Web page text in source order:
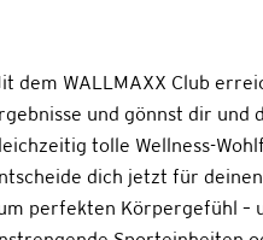
dem WALLMAXX Club
und gönnst dir und
tolle Wellness-
dich jetzt für
perfekten Körpergefühl –